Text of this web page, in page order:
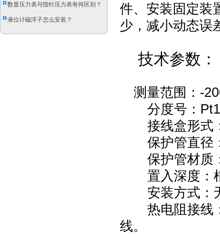
双金属温度计？
数显压力表与指针压力表有何区别？
液位计磁浮子怎么安装？
件、安装固定装
少，减小动态误
技术参数：
测量范围： -
分度号：
接线盒形式
保护管直径
保护管材质
置入深度：
安装方式：
热电阻接线
线。